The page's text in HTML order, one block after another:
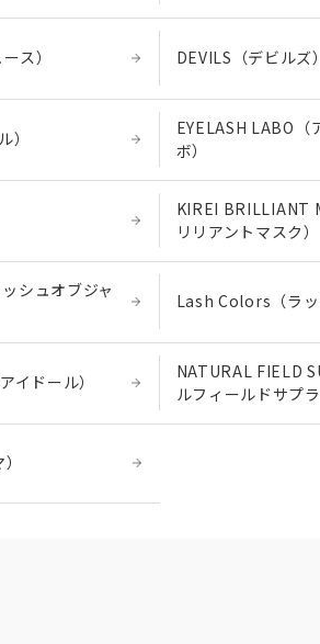
ス） DEVILS（デビルズ）
）
EYELASH LABO（
ボ）
KIREI BRILLIANT
リリアントマスク）
シュオブジャ
Lash Colors（ラッ
イドール）
NATURAL FIELD
ルフィールドサプラ